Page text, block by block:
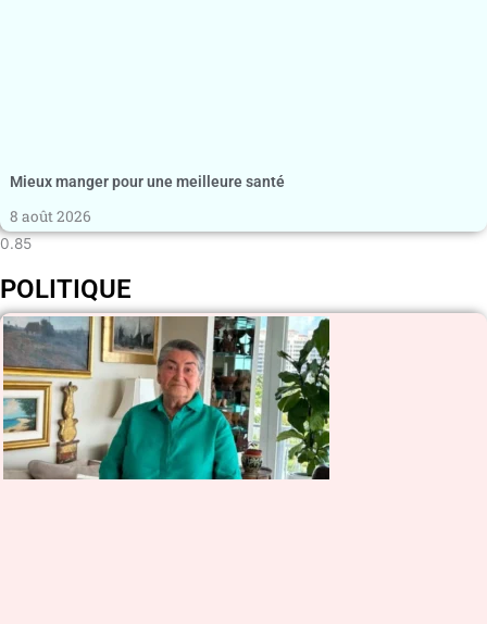
Mieux manger pour une meilleure santé
8 août 2026
POLITIQUE